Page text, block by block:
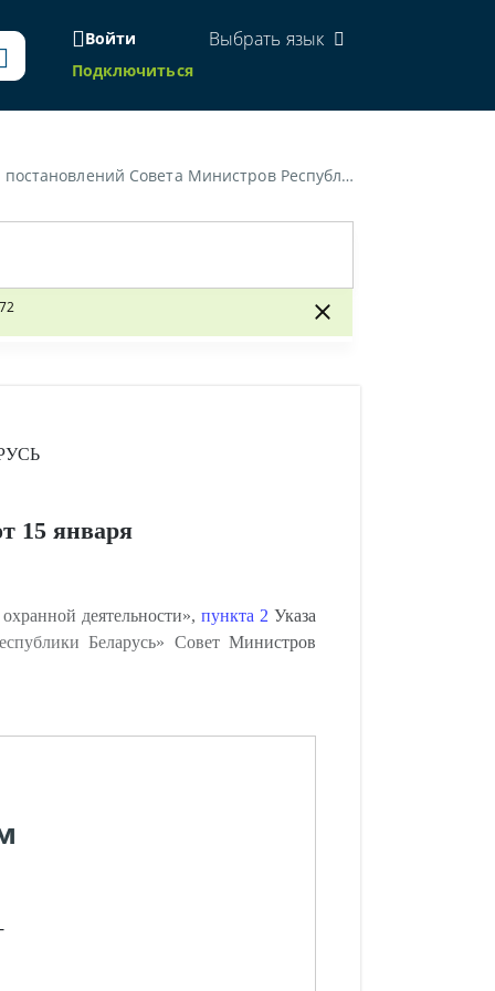
Войти
Подключиться
Выбрать язык
от 15 января 2008 г. № 34 и от 28 декабря 2023 г. № 972»
15 января
деятельности»,пункта 2 Указа
Беларусь» Совет Министров